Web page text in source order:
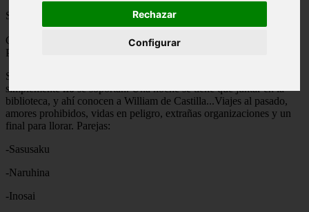
Rechazar
Configurar
Series:
Chapters: NoWord count:
Published:
Sakura Haruno y Sasuke Uchiha van al mismo colegio, pero
simplementenose soportan. Una noche se tiene que juntar en la
biblioteca, y ahí conocen a William de Castilla...Viajes al pasado,
amores prohibidos, vidas en peligro, extrañas organizaciones y un
final para llorar. Parejas:
-Sasusaku
-Naruhina
-Inosai